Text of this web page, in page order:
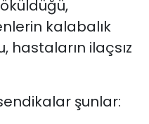
kalabalık
hastaların ilaçsız
şunlar: